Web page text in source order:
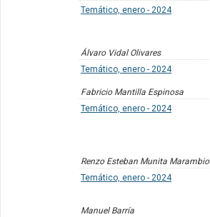
Temático, enero - 2024
Álvaro Vidal Olivares
Temático, enero - 2024
Fabricio Mantilla Espinosa
Temático, enero - 2024
Renzo Esteban Munita Marambio
Temático, enero - 2024
Manuel Barría